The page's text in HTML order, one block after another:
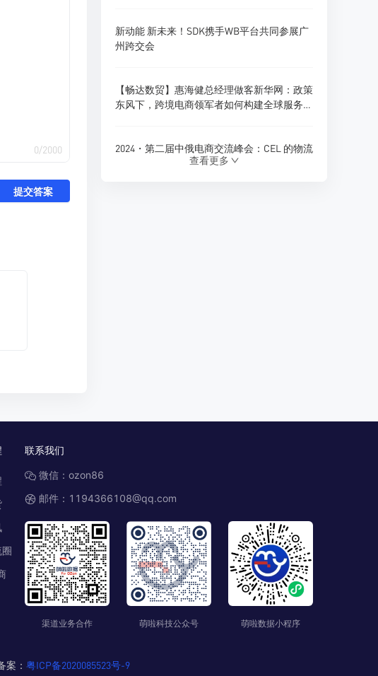
0/2000
提交答案
新动能 新未来！SDK携手WB平台共同参展广
州跨交会
【畅达数贸】惠海健总经理做客新华网：政策
东风下，跨境电商领军者如何构建全球服务新
2024・第二届中俄电商交流峰会：CEL 的物流
创新与跨境电商新展望
查看更多
联系我们
微信：ozon86
邮件：1194366108@qq.com
渠道业务合作 萌啦科技公众号 萌啦数据小程序
案： 粤ICP备2020085523号-9